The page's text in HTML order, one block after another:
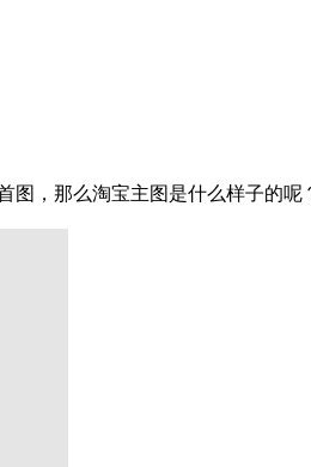
，那么淘宝主图是什么样子的呢